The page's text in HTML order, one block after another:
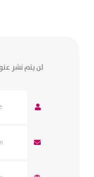
لن يتم نشر